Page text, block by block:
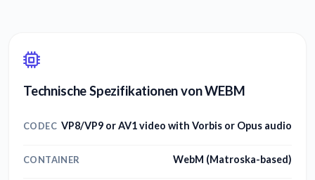
Technische Spezifikationen von WEBM
CODEC VP8/VP9 or AV1 video with Vorbis or Opus audio
CONTAINER WebM (Matroska-based)